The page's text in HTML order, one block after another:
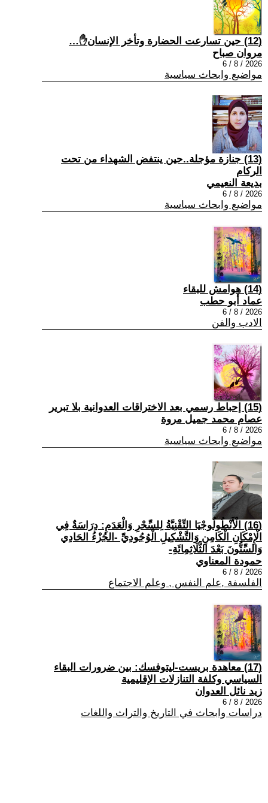
(12) حين تسارعت الحضارة وتأخر الإنسان✋…
مروان صباح
2026 / 8 / 6
مواضيع وابحاث سياسية
(13) جنازة مؤجلة..حين ينتفض الشهداء من تحت
الركام
بديعة النعيمي
2026 / 8 / 6
مواضيع وابحاث سياسية
(14) هوامش للبقاء
عماد أبو حطب
2026 / 8 / 6
الادب والفن
(15) إحباط رسمي بعد الاختراقات العدوانية بلا تبرير
عصام محمد جميل مروة
2026 / 8 / 6
مواضيع وابحاث سياسية
(16) الْأَنْطُولُوجْيَا التِّقْنِيَّةُ لِلسِّحْرِ وَالْعَدَمِ: دِرَاسَةٌ فِي
الْإِمْكَانِ الْكَامِنِ وَالتَّشْكِيلِ الْوُجُودِيِّ -الجُزْءُ الحَادِي
وَالسِّتُّونَ بَعْدَ الثَّلَاثِمِائَةِ-
حمودة المعناوي
2026 / 8 / 6
الفلسفة ,علم النفس , وعلم الاجتماع
(17) معاهدة بريست-ليتوفسك: بين ضرورات البقاء
السياسي وكلفة التنازلات الإقليمية
زيد نائل العدوان
2026 / 8 / 6
دراسات وابحاث في التاريخ والتراث واللغات